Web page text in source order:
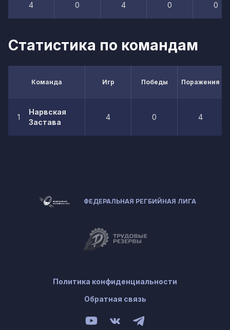
4 0 4 0 0
Статистика по командам
Команда Игр Победы Поражения
1
Нарвская
Застава
4 0 4
ФЕДЕРАЛЬНАЯ РЕГБИЙНАЯ ЛИГА
Политика конфиденциальности
Обратная связь